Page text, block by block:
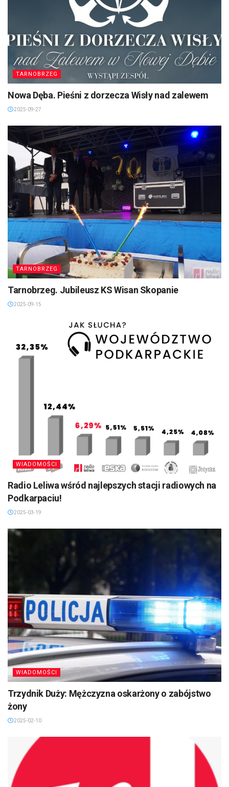
TARNOBRZEG
Nowa Dęba. Pieśni z dorzecza Wisły nad zalewem
2025-09-27
TARNOBRZEG
Tarnobrzeg. Jubileusz KS Wisan Skopanie
2025-09-15
WIADOMOŚCI
Radio Leliwa wśród najlepszych stacji radiowych na
Podkarpaciu!
2025-03-19
WIADOMOŚCI
Trzydnik Duży: Mężczyzna oskarżony o zabójstwo
żony
2025-02-10